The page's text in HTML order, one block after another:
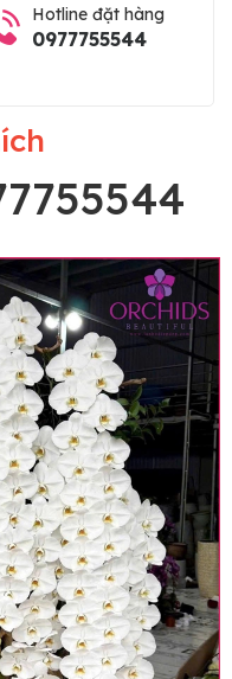
hồ điệp đẹp và
từ nhiều cây hoa
nên có thể sẽ
thực tế và
thuộc theo mùa
Hotline đặt hàng
0977755544